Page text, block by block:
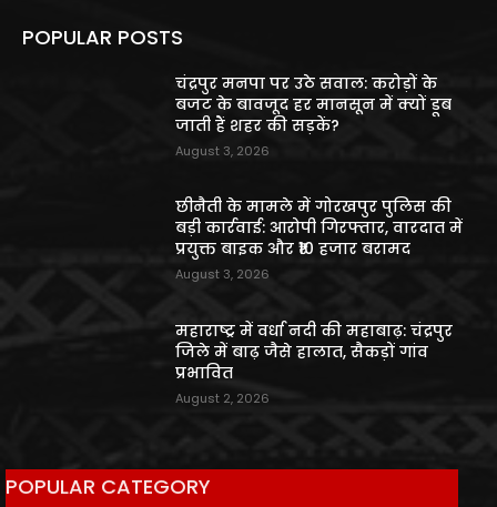
POPULAR POSTS
चंद्रपुर मनपा पर उठे सवाल: करोड़ों के
बजट के बावजूद हर मानसून में क्यों डूब
जाती हैं शहर की सड़कें?
August 3, 2026
छीनैती के मामले में गोरखपुर पुलिस की
बड़ी कार्रवाई: आरोपी गिरफ्तार, वारदात में
प्रयुक्त बाइक और ₹10 हजार बरामद
August 3, 2026
महाराष्ट्र में वर्धा नदी की महाबाढ़: चंद्रपुर
जिले में बाढ़ जैसे हालात, सैकड़ों गांव
प्रभावित
August 2, 2026
POPULAR CATEGORY